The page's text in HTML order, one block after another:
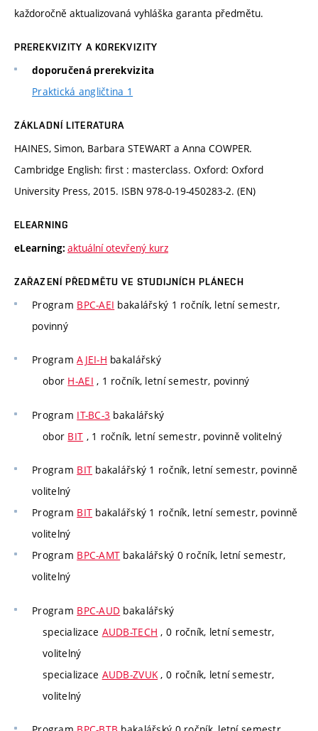
každoročně aktualizovaná vyhláška garanta předmětu.
PREREKVIZITY A KOREKVIZITY
doporučená prerekvizita
Praktická angličtina 1
ZÁKLADNÍ LITERATURA
HAINES, Simon, Barbara STEWART a Anna COWPER.
Cambridge English: first : masterclass. Oxford: Oxford
University Press, 2015. ISBN 978-0-19-450283-2. (EN)
ELEARNING
eLearning: aktuální otevřený kurz
ZAŘAZENÍ PŘEDMĚTU VE STUDIJNÍCH PLÁNECH
Program BPC-AEI bakalářský 1 ročník, letní semestr,
povinný
ProgramAJEI-H bakalářský
obor H-AEI , 1 ročník, letní semestr, povinný
Program IT-BC-3 bakalářský
obor BIT , 1 ročník, letní semestr, povinně volitelný
Program BIT bakalářský 1 ročník, letní semestr, povinně
volitelný
Program BIT bakalářský 1 ročník, letní semestr, povinně
volitelný
Program BPC-AMT bakalářský 0 ročník, letní semestr,
volitelný
Program BPC-AUD bakalářský
specializace AUDB-TECH , 0 ročník, letní semestr,
volitelný
specializace AUDB-ZVUK , 0 ročník, letní semestr,
volitelný